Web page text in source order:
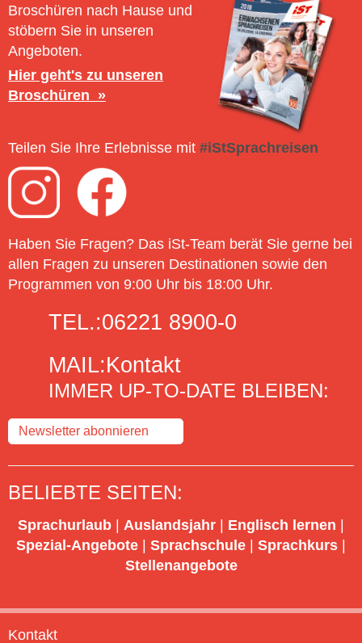
Broschüren nach Hause und
stöbern Sie in unseren
Angeboten.
Hier geht's zu unseren
Broschüren
Teilen Sie Ihre Erlebnisse mit #iStSprachreisen
Haben Sie Fragen? Das iSt-Team berät Sie gerne bei
allen Fragen zu unseren Destinationen sowie den
Programmen von 9:00 Uhr bis 18:00 Uhr.
TEL.:06221 8900-0
MAIL:Kontakt
IMMER UP-TO-DATE BLEIBEN:
Newsletter abonnieren
BELIEBTE SEITEN:
Sprachurlaub Auslandsjahr Englisch lernen
Spezial-Angebote
Sprachschule Sprachkurs
Stellenangebote
Kontakt